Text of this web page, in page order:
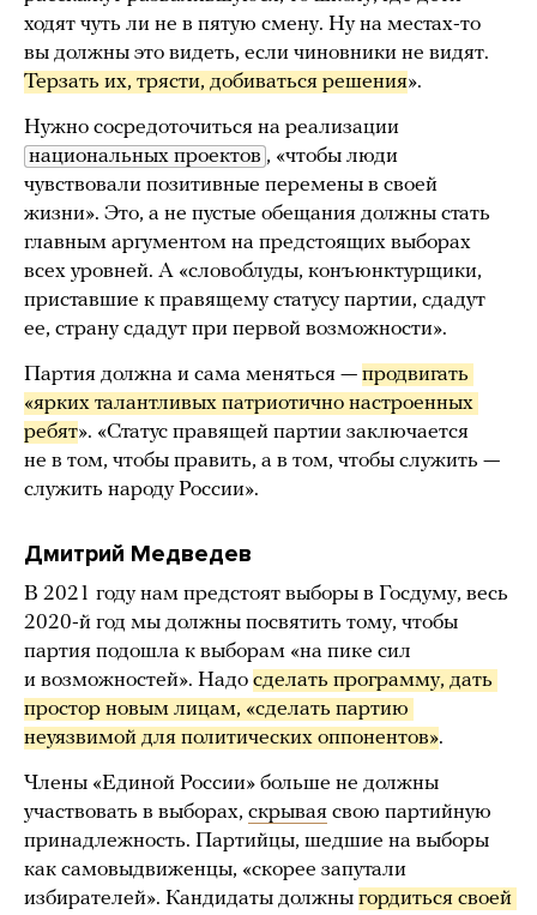
ходят чуть ли не в пятую смену. Ну на местах-то
вы должны это видеть, если чиновники не видят.
Терзать их, трясти, добиваться решения».
Нужно сосредоточиться на реализации
национальных проектов , «чтобы люди
чувствовали позитивные перемены в своей
жизни». Это, а не пустые обещания должны стать
главным аргументом на предстоящих выборах
всех уровней. А «словоблуды, конъюнктурщики,
приставшие к правящему статусу партии, сдадут
ее, страну сдадут при первой возможности».
Партия должна и сама меняться — продвигать
«ярких талантливых патриотично настроенных
ребят». «Статус правящей партии заключается
не в том, чтобы править, а в том, чтобы служить —
служить народу России».
Дмитрий Медведев
В 2021 году нам предстоят выборы в Госдуму, весь
2020-й год мы должны посвятить тому, чтобы
партия подошла к выборам «на пике сил
и возможностей». Надо сделать программу, дать
простор новым лицам, «сделать партию
неуязвимой для политических оппонентов».
Члены «Единой России» больше не должны
участвовать в выборах, скрывая свою партийную
принадлежность. Партийцы, шедшие на выборы
как самовыдвиженцы, «скорее запутали
избирателей». Кандидаты должны гордиться своей